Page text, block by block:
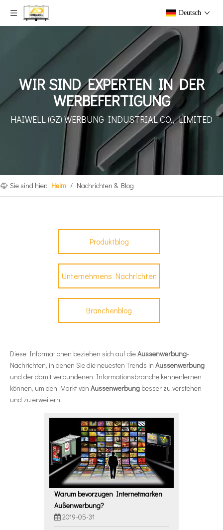
Deutsch
WIR SIND EXPERTEN IN DER
WERBEFERTIGUNG
HAIWELL (GZ) WERBUNG INDUSTRIAL CO., LIMITED
Sie sind hier: Heim / Nachrichten & Blog
Produktblog
Unternehmens Nachrichten
Branchenblog
Diese Informationen beziehen sich auf dieAussenwerbung-
Nachrichten, in denen Sie die neuesten Trends in Aussenwerbung
und der damit verbundenen Informationsbranche kennenlernen
können, um den Markt von Aussenwerbung besser zu verstehen
und zu erweitern.
Warum bevorzugen Internetmarken
Außenwerbung?
2019-05-31